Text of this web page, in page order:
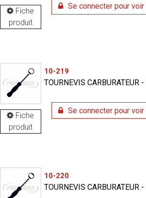
Fiche
produit
Se connecter pour
Fiche
produit
10-219
TOURNEVIS CARBURATEUR
Se connecter pour
10-220
TOURNEVIS CARBURATEUR